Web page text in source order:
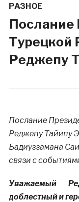
РАЗНОЕ
Послание
Турецкой
Реджепу
Послание
Реджепу Тайипу
Бадиуззамана
связи с
Уважаемый
доблестный и